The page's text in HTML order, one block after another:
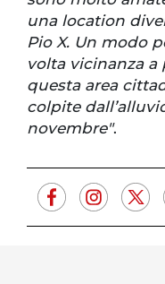
una location
Pio X. Un modo
volta vicinanza a
questa area
colpite
novembre".